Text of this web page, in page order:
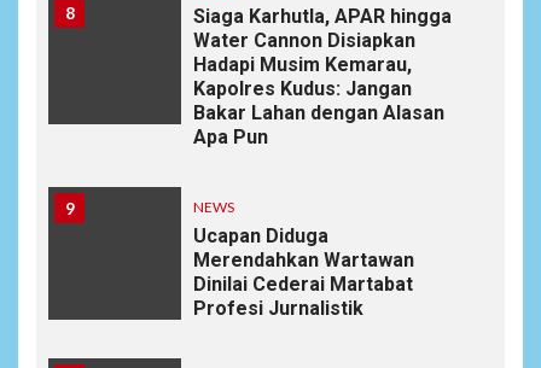
8
Siaga Karhutla, APAR hingga
Water Cannon Disiapkan
Hadapi Musim Kemarau,
Kapolres Kudus: Jangan
Bakar Lahan dengan Alasan
Apa Pun
9 NEWS
Ucapan Diduga
Merendahkan Wartawan
Dinilai Cederai Martabat
Profesi Jurnalistik